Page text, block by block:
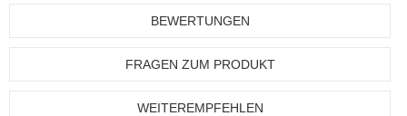
BEWERTUNGEN
FRAGEN ZUM PRODUKT
WEITEREMPFEHLEN